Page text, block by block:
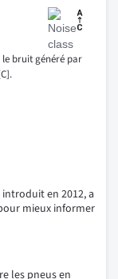
le bruit généré par
en 2012, a
mieux informer
les pneus en